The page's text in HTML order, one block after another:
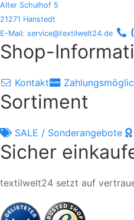
Alter Schulhof 5
21271 Hanstedt
E-Mail: service@textilwelt24.de
Shop-
Kontakt
Sortiment
SALE / Sonderangebote
Sicher
textilwelt24 setzt auf